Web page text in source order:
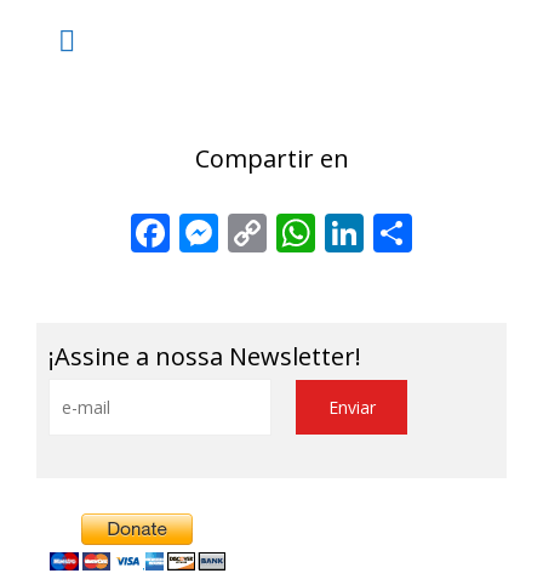
Compartir en
Facebook
Messenger
CopyWhatsApp
LinkedIn
¡Assine a nossa Newsletter!